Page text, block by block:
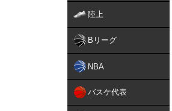
陸上
Bリーグ
NBA
バスケ代表